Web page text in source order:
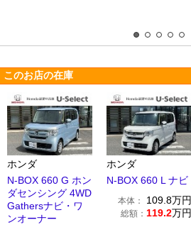
このお店の在庫
ホンダ
N-BOX 660 G ホン
ダセンシング 4WD
Gathersナビ・ワ
ンオーナー
ホンダ
N-BOX 660 L ナビ
本体： 109.8万円
総額： 119.2万円